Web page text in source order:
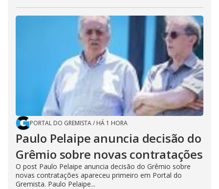
PORTAL DO GREMISTA/ HÁ 1 HORA
Paulo Pelaipe anuncia decisão do
Grêmio sobre novas contratações
O post Paulo Pelaipe anuncia decisão do Grêmio sobre
novas contratações apareceu primeiro em Portal do
Gremista. Paulo Pelaipe...